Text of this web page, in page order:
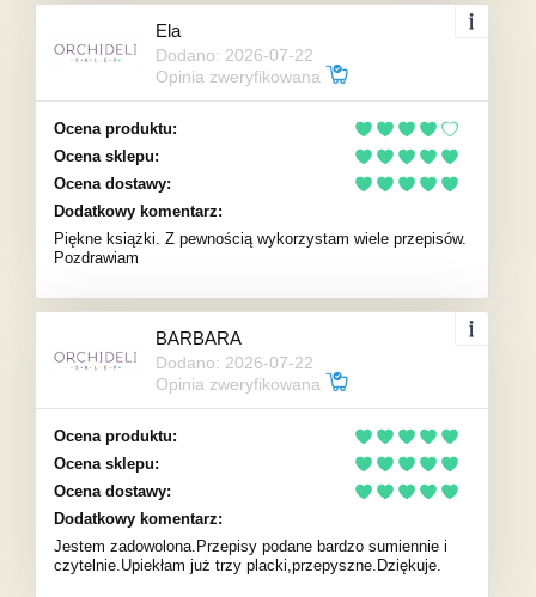
Ela
Dodano: 2026-07-22
Opinia zweryfikowana
Ocena produktu:
Ocena sklepu:
Ocena dostawy:
Dodatkowy komentarz:
Piękne książki. Z pewnością wykorzystam wiele przepisów.
Pozdrawiam
BARBARA
Dodano: 2026-07-22
Opinia zweryfikowana
Ocena produktu:
Ocena sklepu:
Ocena dostawy:
Dodatkowy komentarz:
Jestem zadowolona.Przepisy podane bardzo sumiennie i
czytelnie.Upiekłam już trzy placki,przepyszne.Dziękuje.